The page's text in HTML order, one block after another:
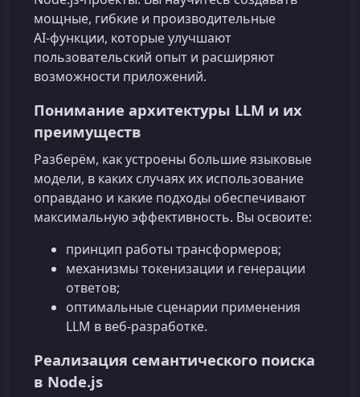
мощные, гибкие и производительные
AI‑функции, которые улучшают
пользовательский опыт и расширяют
возможности приложений.
Понимание архитектуры LLM и их
преимуществ
Разберём, как устроены большие языковые
модели, в каких случаях их использование
оправдано и какие подходы обеспечивают
максимальную эффективность. Вы освоите:
принцип работы трансформеров;
механизмы токенизации и генерации
ответов;
оптимальные сценарии применения
LLM в веб‑разработке.
Реализация семантического поиска
в Node.js